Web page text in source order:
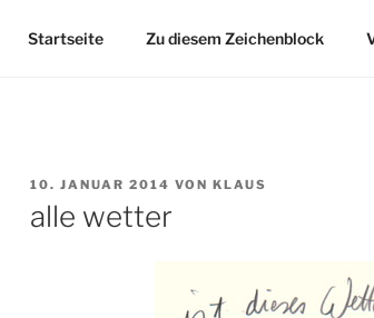
Startseite Zu diesem Zeichenblock
VERÖFFENTLICHT
AM
10. JANUAR 2014 VON KLAUS
alle wetter